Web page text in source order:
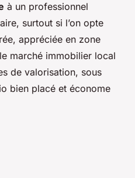
à un professionnel
surtout si l’on opte
appréciée en zone
marché immobilier local
de valorisation, sous
bien placé et économe